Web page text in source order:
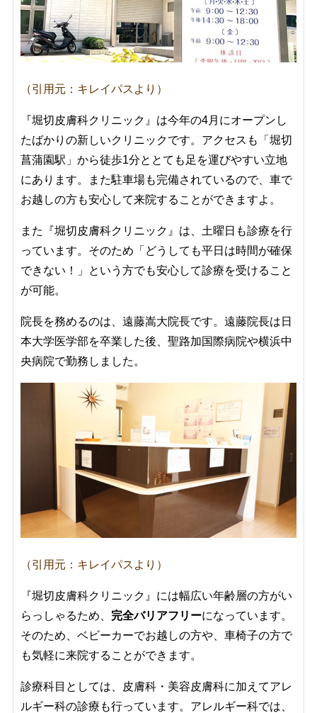
（引用元：キレイパスより）
『堀切皮膚科クリニック』は今年の4月にオープンし
たばかりの新しいクリニックです。アクセスも「 堀切
菖蒲園駅」から徒歩1分ととても足を運びやすい立地
にあります。また駐車場も完備されているので、車で
お越しの方も安心して来院することができますよ。
また『堀切皮膚科クリニック』は、土曜日も診療を行
っています。そのため「どうしても平日は時間が確保
できない！」という方でも安心して診療を受けること
が可能。
院長を務めるのは、 遠藤嵩大院長です。遠藤院長は日
本大学医学部を卒業した後、聖路加国際病院や横浜中
央病院で勤務しました。
（引用元：キレイパスより）
『堀切皮膚科クリニック』には幅広い年齢層の方がい
らっしゃるため、 完全バリアフリーになっています。
そのため、ベビーカーでお越しの方や、車椅子の方で
も気軽に来院することができます。
診療科目としては、皮膚科・美容皮膚科に加えてアレ
ルギー科の診療も行っています。アレルギー科では、